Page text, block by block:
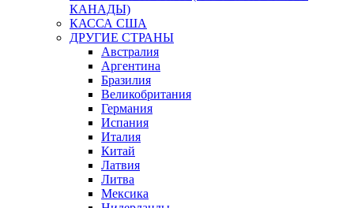
КАНАДЫ)
КАССА США
ДРУГИЕ СТРАНЫ
Австралия
Аргентина
Бразилия
Великобритания
Германия
Испания
Италия
Китай
Латвия
Литва
Мексика